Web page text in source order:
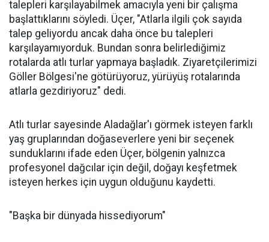
talepleri karşılayabilmek amacıyla yeni bir çalışma
başlattıklarını söyledi. Üçer, "Atlarla ilgili çok sayıda
talep geliyordu ancak daha önce bu talepleri
karşılayamıyorduk. Bundan sonra belirlediğimiz
rotalarda atlı turlar yapmaya başladık. Ziyaretçilerimizi
Göller Bölgesi'ne götürüyoruz, yürüyüş rotalarında
atlarla gezdiriyoruz" dedi.
Atlı turlar sayesinde Aladağlar'ı görmek isteyen farklı
yaş gruplarından doğaseverlere yeni bir seçenek
sunduklarını ifade eden Üçer, bölgenin yalnızca
profesyonel dağcılar için değil, doğayı keşfetmek
isteyen herkes için uygun olduğunu kaydetti.
"Başka bir dünyada hissediyorum"